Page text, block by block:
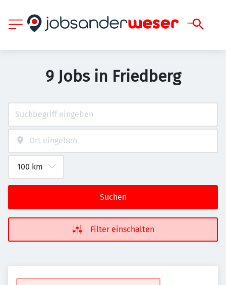
9 Jobs in Friedberg
Suchen
Filter einschalten